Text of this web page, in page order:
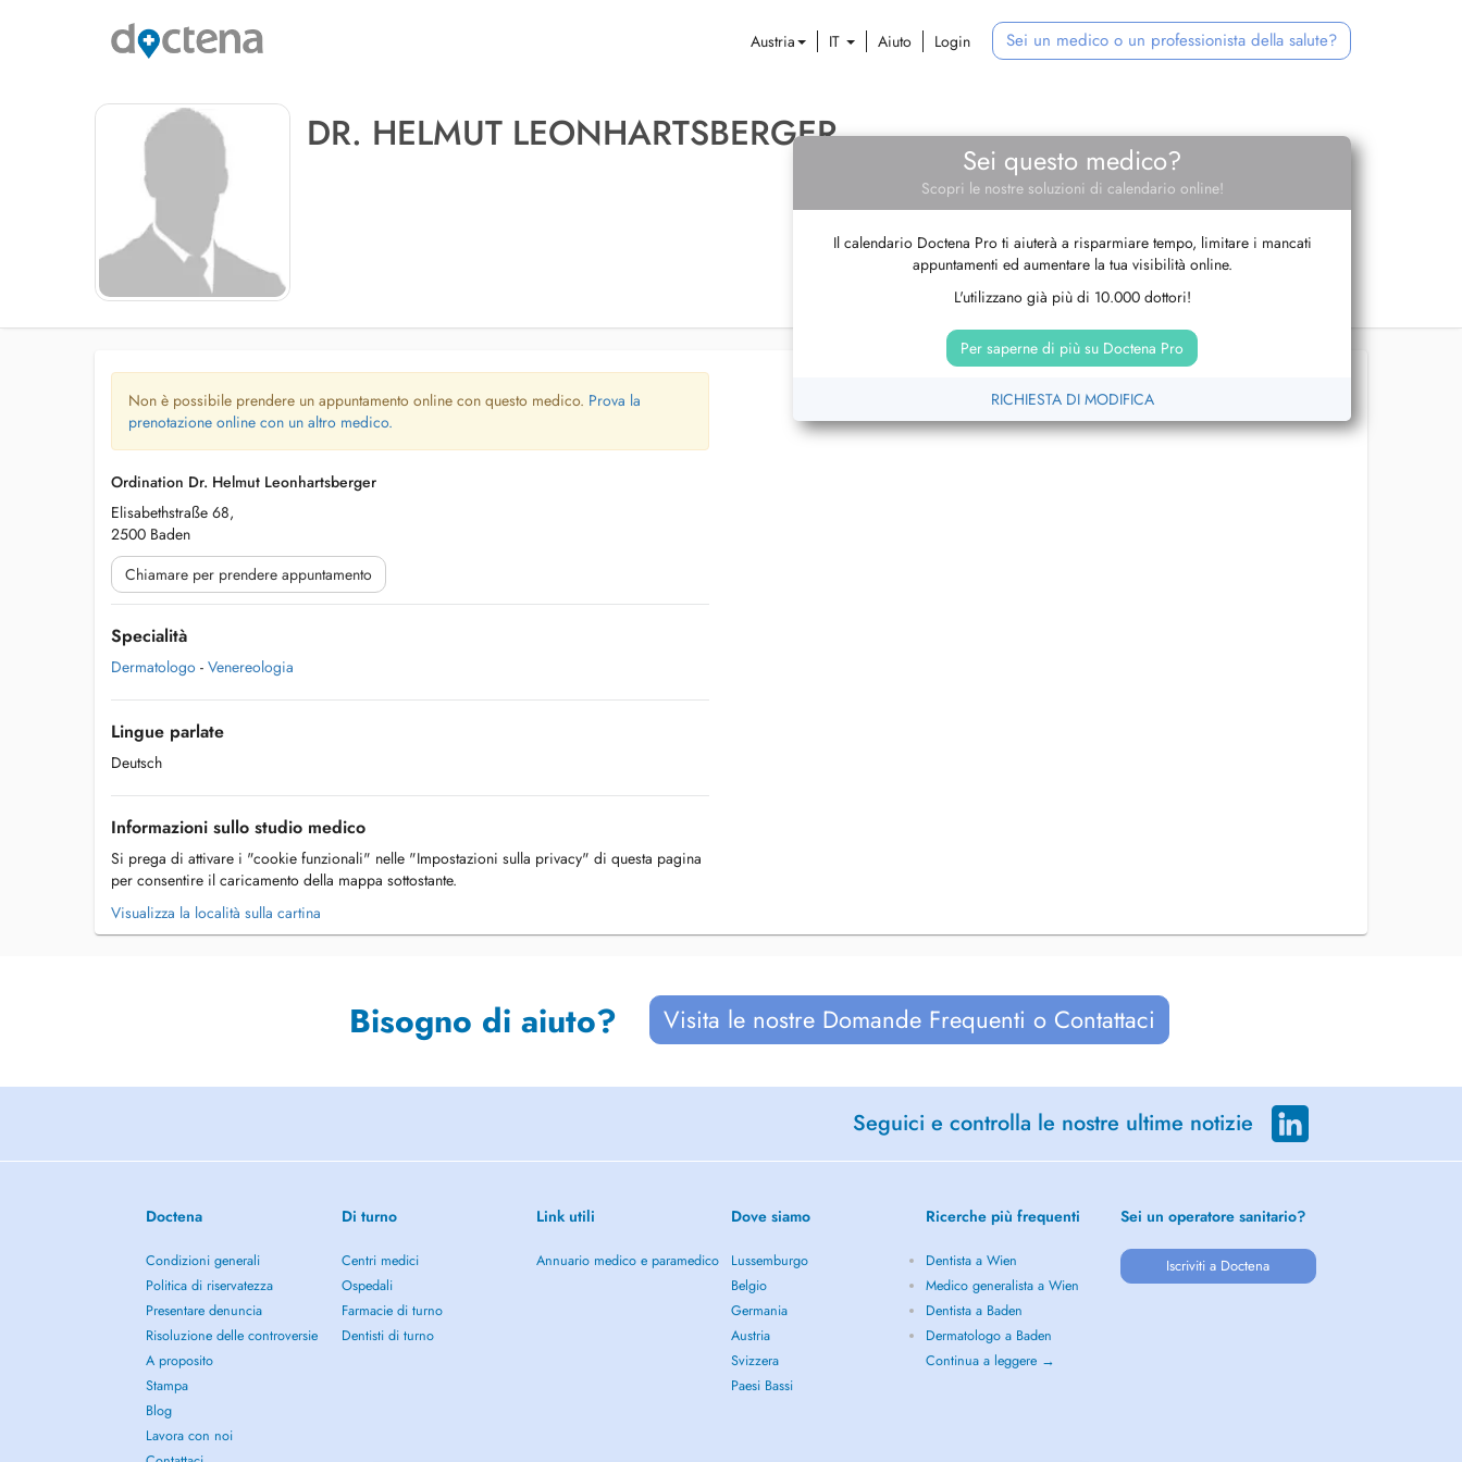
Austria IT Aiuto Login Sei un medico o un professionista della salute?
DR. HELMUT LEONHARTSBERGER
Sei questo medico?
Scopri le nostre soluzioni di calendario online!
Il calendario Doctena Pro ti aiuterà a risparmiare tempo, limitare i mancati
appuntamenti ed aumentare la tua visibilità online.
L'utilizzano già più di 10.000 dottori!
Per saperne di più su Doctena Pro
RICHIESTA DI MODIFICA
Non è possibile prendere un appuntamento online con questo medico. Prova la
prenotazione online con un altro medico.
Ordination Dr. Helmut Leonhartsberger
Elisabethstraße 68,
2500 Baden
Chiamare per prendere appuntamento
Specialità
Dermatologo - Venereologia
Lingue parlate
Deutsch
Informazioni sullo studio medico
Si prega di attivare i "cookie funzionali" nelle "Impostazioni sulla privacy" di questa pagina
per consentire il caricamento della mappa sottostante.
Visualizza la località sulla cartina
Bisogno di aiuto? Visita le nostre Domande Frequenti o Contattaci
Seguici e controlla le nostre ultime notizie
Doctena
Condizioni generali
Politica di riservatezza
Presentare denuncia
Risoluzione delle controversie
A proposito
Stampa
Blog
Lavora con noi
Di turno
Centri medici
Ospedali
Farmacie di turno
Dentisti di turno
Link utili
Annuario medico e paramedico
Dove siamo
Lussemburgo
Belgio
Germania
Austria
Svizzera
Paesi Bassi
Ricerche più frequenti
Dentista a Wien
Medico generalista a Wien
Dentista a Baden
Dermatologo a Baden
Continua a leggere →
Sei un operatore sanitario?
Iscriviti a Doctena